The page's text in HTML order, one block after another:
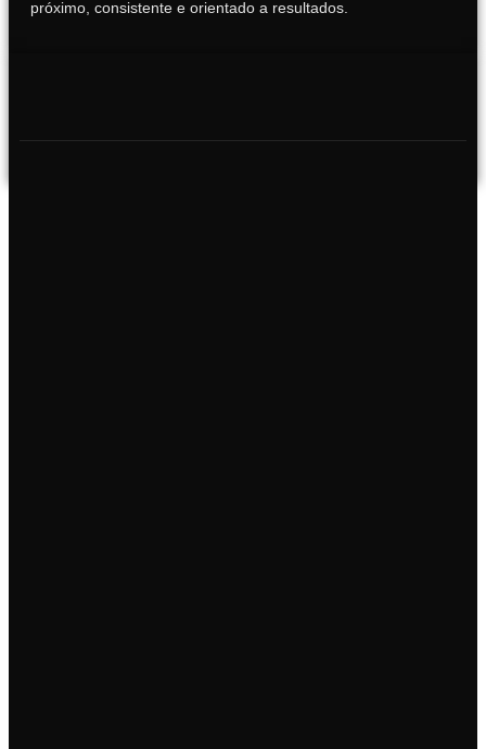
próximo, consistente e orientado a resultados.